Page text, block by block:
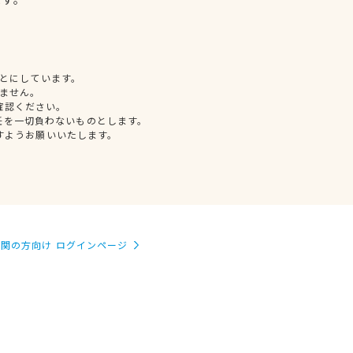
しています。
せん。
ください。
一切負わないものとします。
うお願いいたします。
の方向け ログインページ